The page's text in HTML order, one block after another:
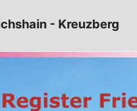
- Kreuzberg